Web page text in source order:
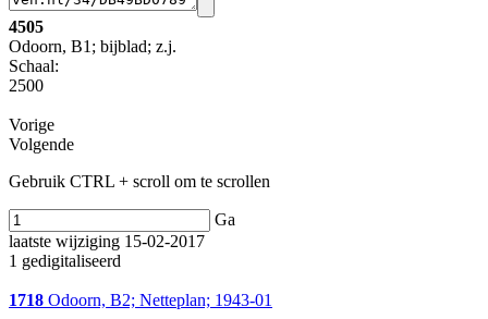
4505
Odoorn, B1; bijblad; z.j.
Schaal:
2500
Vorige
Volgende
Gebruik CTRL + scroll om te scrollen
Ga
laatste wijziging 15-02-2017
1 gedigitaliseerd
1718 Odoorn, B2; Netteplan; 1943-01